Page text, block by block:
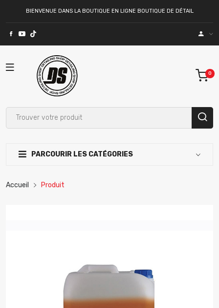
BIENVENUE DANS LA BOUTIQUE EN LIGNE BOUTIQUE DE DÉTAIL
PARCOURIR LES CATÉGORIES
Accueil Produit